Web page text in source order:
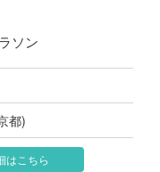
ソン
都)
はこちら